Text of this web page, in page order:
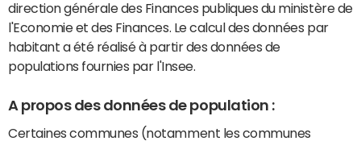
direction générale des Finances publiques du ministère de
l'Economie et des Finances. Le calcul des données par
habitant a été réalisé à partir des données de
populations fournies par l'Insee.
A propos des données de population :
Certaines communes (notamment les communes